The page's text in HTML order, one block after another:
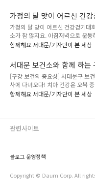
스스로 하고 싶다고 지원한 생활관
노인 5명 이상 실버체조,..
사랑의 김장 나눔 릴레이』행사를
랑의 김장 나눔 릴레이』행사는 관
김장을 제공함으로써 경제적인 부
수 있게 하고자 진행 된 행사입니
따뜻한 나눔을 실천하는 서대문구
복지관, 서대문장애인종합복지관,
지역아동센터연합회, KT&G복지재
가정의 달 맞이 어르신 건강
가정의 달 맞이 어르신 건강걷기대
소가 참 많지요. 아침저녁으로 운
천도 그렇고 음악회를 비롯한 다양
바람을 맞으면서 걷고 있으면 마음
가장 쉽게 할 수 있는 운동 중에 하
없어도, 특별한 복장을 갖추지 않
지 않아도 즐기면서 할 수 있는 운
을 하기는 어려운 어르신들이 걷기
함께해요 서대문/기자단이 본 세상
서대문 보건소와 함께 하는
녀와서
[구강 보건의 중요성] 서대문구 보
사에 다녀오다! 치아 건강은 오복
강조해도 지나치지가 않은데요.^^
(臼 齒)'의 '구' 자를 숫자화 해서 6월
강에 관한 개인 상담 및 교육, 구강
함께해요 서대문/기자단이 본 세상
블로그 운영정책
Copyright © Daum Corp. All
관련사이트